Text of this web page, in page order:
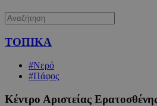
ΤΟΠΙΚΑ
#Νερό
#Πάφος
Κέντρο Αριστείας